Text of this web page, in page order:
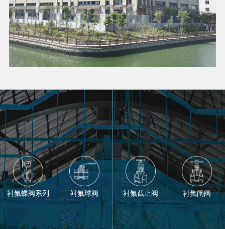
衬氟蝶阀系列 衬氟球阀 衬氟截止阀 衬氟闸阀